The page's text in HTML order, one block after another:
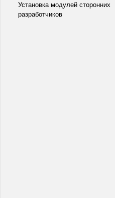
Установка модулей сторонних
разработчиков